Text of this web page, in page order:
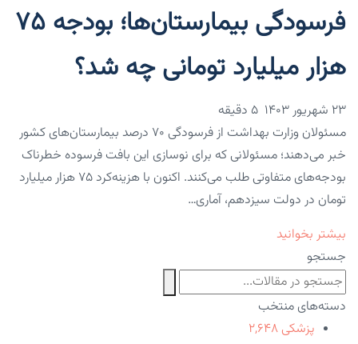
فرسودگی بیمارستان‌ها؛ بودجه ۷۵
هزار میلیارد تومانی چه شد؟
۲۳ شهریور ۱۴۰۳
مسئولان وزارت بهداشت از فرسودگی ۷۰ درصد بیمارستان‌های کشور
خبر می‌دهند؛ مسئولانی که برای نوسازی این بافت فرسوده خطرناک
بودجه‌های متفاوتی طلب می‌کنند. اکنون با هزینه‌کرد ۷۵ هزار میلیارد
تومان در دولت سیزدهم، آماری…
بیشتر بخوانید
جستجو
دسته‌های منتخب
پزشکی ۲,۶۴۸